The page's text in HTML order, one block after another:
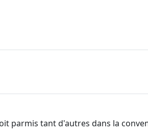
parmis tant d'autres dans la